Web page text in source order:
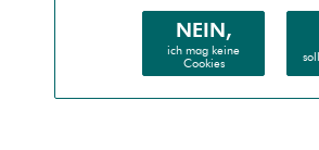
Barrierefrei (AA)
NEIN,
ich mag keine
Cookies